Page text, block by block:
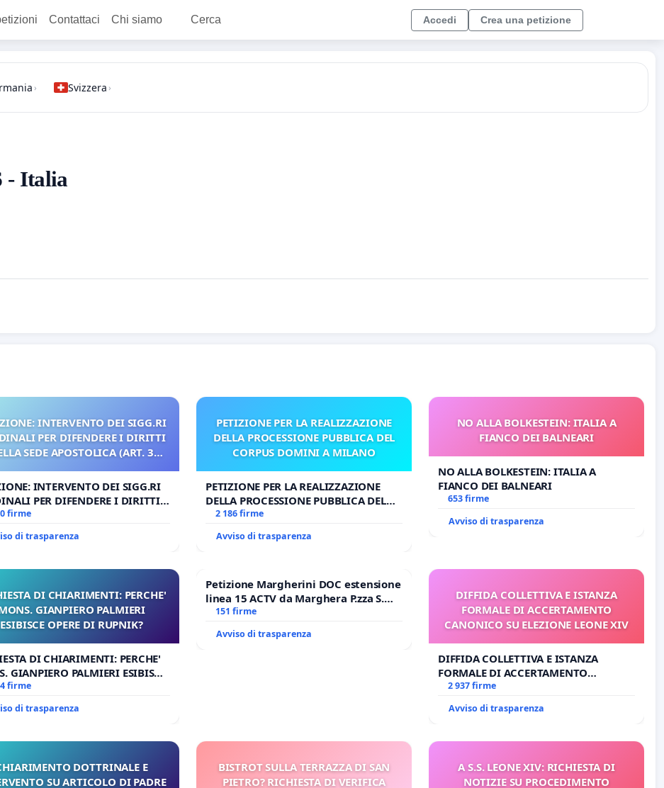
Contattaci Chi siamo Cerca Accedi Crea una petizione
› Svizzera ›
- Italia
INTERVENTO DEI SIGG.RI
PER DIFENDERE I DIRITTI
SEDE APOSTOLICA (ART. 3
INTERVENTO DEI SIGG.RI
PER DIFENDERE I DIRITTI
SEDE APOSTOLICA (ART. 3 UDG)
firme
di trasparenza
PETIZIONE PER LA REALIZZAZIONE
DELLA PROCESSIONE PUBBLICA DEL
CORPUS DOMINI A MILANO
PETIZIONE PER LA REALIZZAZIONE
DELLA PROCESSIONE PUBBLICA DEL
CORPUS DOMINI A MILANO
2 186 firme
Avviso di trasparenza
NO ALLA BOLKESTEIN: ITALIA A
FIANCO DEI BALNEARI
NO ALLA BOLKESTEIN: ITALIA A
FIANCO DEI BALNEARI
653 firme
Avviso di trasparenza
DI CHIARIMENTI: PERCHE'
GIANPIERO PALMIERI
ESIBISCE OPERE DI RUPNIK?
DI CHIARIMENTI: PERCHE'
GIANPIERO PALMIERI ESIBISCE
DI RUPNIK?
firme
di trasparenza
Petizione Margherini DOC estensione
linea 15 ACTV da Marghera P.zza S.
Antonio all'aeroporto Marco Polo
tariffa a € 1,50
151 firme
Avviso di trasparenza
DIFFIDA COLLETTIVA E ISTANZA
FORMALE DI ACCERTAMENTO
CANONICO SU ELEZIONE LEONE XIV
DIFFIDA COLLETTIVA E ISTANZA
FORMALE DI ACCERTAMENTO
CANONICO SU ELEZIONE LEONE XIV
2 937 firme
Avviso di trasparenza
DOTTRINALE E
SU ARTICOLO DI PADRE
BISTROT SULLA TERRAZZA DI SAN
PIETRO? RICHIESTA DI VERIFICA
A S.S. LEONE XIV: RICHIESTA DI
NOTIZIE SU PROCEDIMENTO